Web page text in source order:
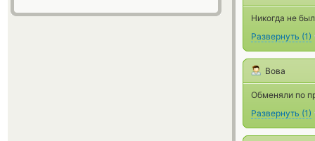
Никогда не
Развернуть (1)
Вова
Обменяли по
Развернуть (1)